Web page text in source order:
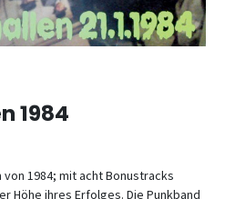
1984
1984; mit acht Bonustracks
Höhe ihres Erfolges. Die Punkband